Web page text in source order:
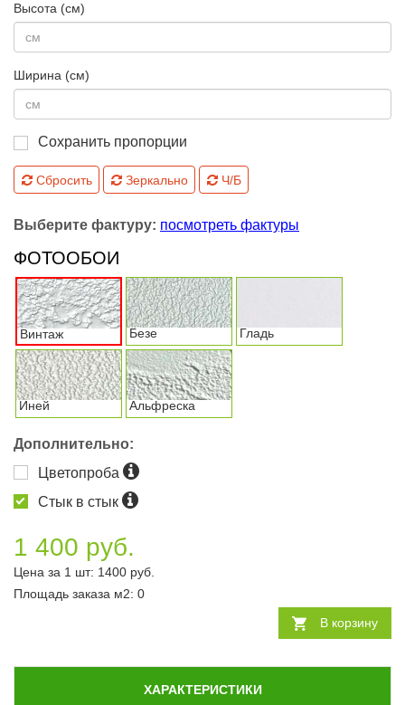
Высота (см)
Ширина (см)
Сохранить пропорции
Сбросить Зеркально Ч/Б
Выберите фактуру: посмотреть фактуры
ФОТООБОИ
Винтаж Безе Гладь
Иней Альфреска
Дополнительно:
Цветопроба
Стык в стык
1 400 руб.
Цена за 1 шт: 1400 руб.
Площадь заказа м2: 0
В корзину
ХАРАКТЕРИСТИКИ